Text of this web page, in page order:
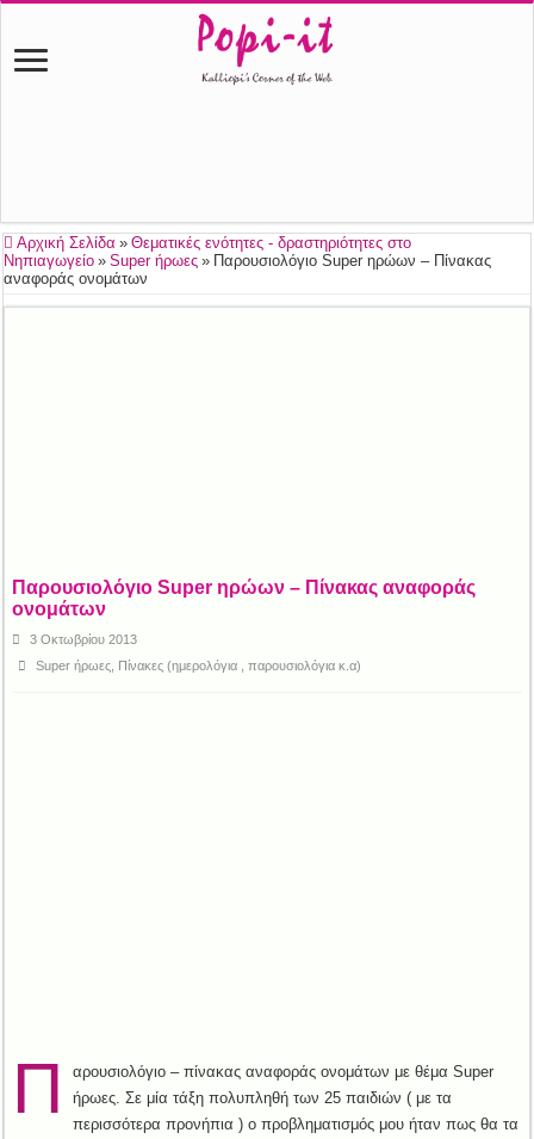
Αρχική Σελίδα » Θεματικές ενότητες - δραστηριότητες στο
Νηπιαγωγείο » Super ήρωες » Παρουσιολόγιο Super ηρώων – Πίνακας
αναφοράς ονομάτων
Παρουσιολόγιο Super ηρώων – Πίνακας αναφοράς
ονομάτων
3 Οκτωβρίου 2013
Super ήρωες Πίνακες (ημερολόγια , παρουσιολόγια κ.α)
Π
αρουσιολόγιο – πίνακας αναφοράς ονομάτων με θέμα Super
ήρωες. Σε μία τάξη πολυπληθή των 25 παιδιών ( με τα
περισσότερα προνήπια ) ο προβληματισμός μου ήταν πως θα τα